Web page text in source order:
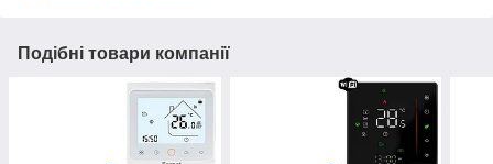
Подібні товари компанії